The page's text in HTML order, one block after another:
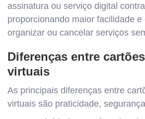
assinatura ou serviço digital
proporcionando maior facilidade e
organizar ou cancelar serviços
Diferenças entre
virtuais
As principais diferenças entre
virtuais são praticidade,